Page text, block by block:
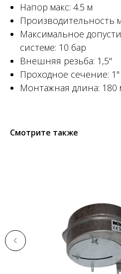
Напор макс: 4.5 м
Производительность
Максимальное
системе: 10 бар
Внешняя резьба: 1,5"
Проходное сечение: 1"
Монтажная длина: 180
Смотрите также